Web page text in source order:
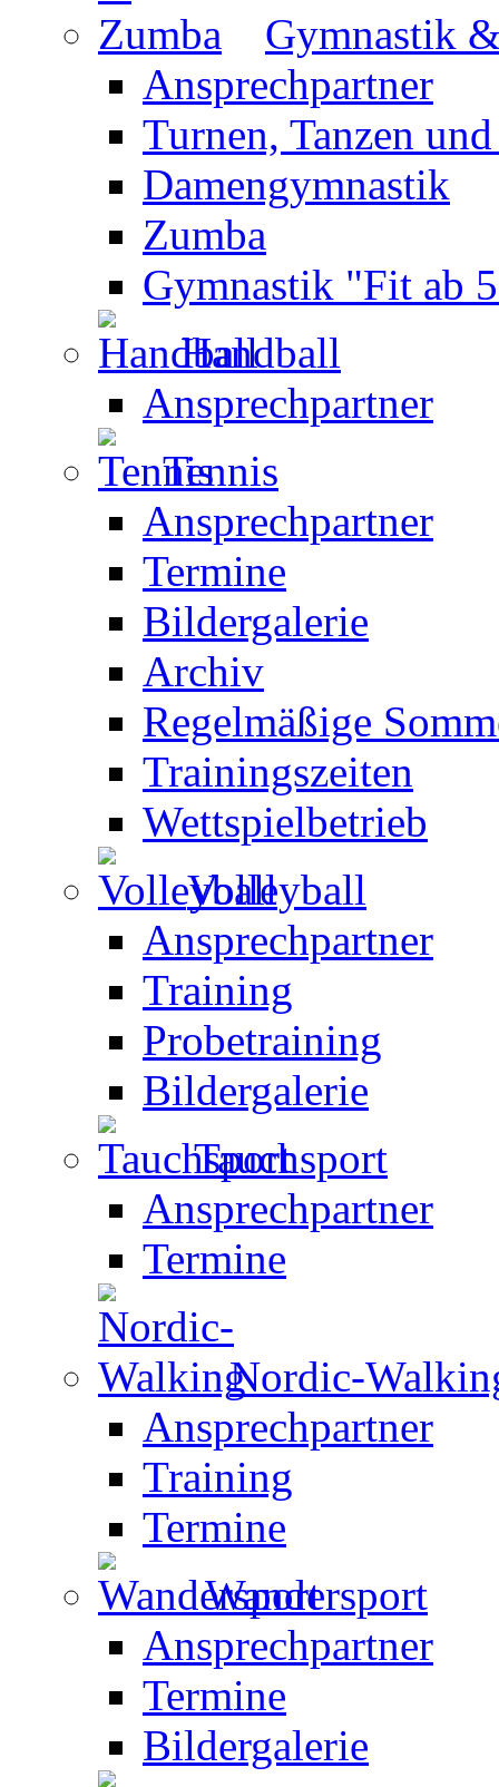
Gymnastik
Ansprechpartner
Turnen, Tanzen
Damengymnastik
Zumba
Gymnastik "Fit ab
Handball
Ansprechpartner
Tennis
Ansprechpartner
Termine
Bildergalerie
Archiv
Regelmäßige
Trainingszeiten
Wettspielbetrieb
Volleyball
Ansprechpartner
Training
Probetraining
Bildergalerie
Tauchsport
Ansprechpartner
Termine
Nordic-
Ansprechpartner
Training
Termine
Wandersport
Ansprechpartner
Termine
Bildergalerie